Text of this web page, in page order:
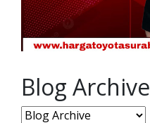
Blog Archive